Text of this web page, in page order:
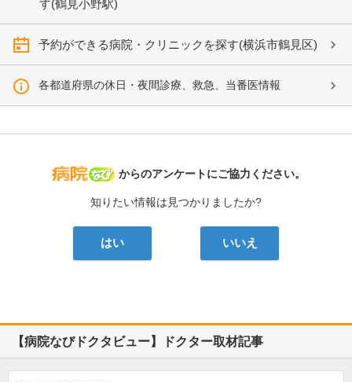
す(鶴見小野駅)
予約ができる病院・クリニックを探す(横浜市鶴見区)
各都道府県の休日・夜間診療、救急、当番医情報
病院なび
からのアンケートにご協力ください。
知りたい情報は見つかりましたか?
はい いいえ
【病院なびドクタビュー】ドクター取材記事